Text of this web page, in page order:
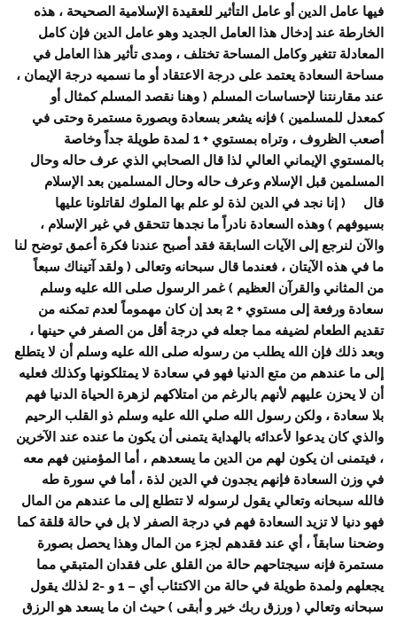
فيها عامل الدين أو عامل التأثير للعقيدة الإسلامية الصحيحة ، هذه
الخارطة عند إدخال هذا العامل الجديد وهو عامل الدين فإن كامل
المعادلة تتغير وكامل المساحة تختلف ، ومدى تأثير هذا العامل في
مساحة السعادة يعتمد على درجة الاعتقاد أو ما نسميه درجة الإيمان ،
عند مقارنتنا لإحساسات المسلم ( وهنا نقصد المسلم كمثال أو
كمعدل للمسلمين ) فإنه يشعر بسعادة وبصورة مستمرة وحتى في
أصعب الظروف ، وتراه بمستوي + 1 لمدة طويلة جداً وخاصة
بالمستوي الإيماني العالي لذا قال الصحابي الذي عرف حاله وحال
المسلمين قبل الإسلام وعرف حاله وحال المسلمين بعد الإسلام
قال ( إنا نجد في الدين لذة لو علم بها الملوك لقاتلونا عليها
بسيوفهم ) وهذه السعادة نادراً ما نجدها تتحقق في غير الإسلام ،
والآن لنرجع إلى الآيات السابقة فقد أصبح عندنا فكرة أعمق توضح لنا
ما في هذه الآيتان ، فعندما قال سبحانه وتعالى ( ولقد آتيناك سبعاً
من المثاني والقرآن العظيم ) غمر الرسول صلى الله عليه وسلم
سعادة ورفعة إلى مستوي + 2 بعد إن كان مهموماً لعدم تمكنه من
تقديم الطعام لضيفه مما جعله في درجة أقل من الصفر في حينها ،
وبعد ذلك فإن الله يطلب من رسوله صلى الله عليه وسلم أن لا يتطلع
إلى ما عندهم من متع الدنيا فهو في سعادة لا يمتلكونها وكذلك فعليه
أن لا يحزن عليهم لأنهم بالرغم من امتلاكهم لزهرة الحياة الدنيا فهم
بلا سعادة ، ولكن رسول الله صلي الله عليه وسلم ذو القلب الرحيم
والذي كان يدعوا لأعدائه بالهداية يتمنى أن يكون ما عنده عند الآخرين
، فيتمنى ان يكون لهم من الدين ما يسعدهم ، أما المؤمنين فهم معه
في وزن السعادة فإنهم يجدون في الدين لذة ، أما في سورة طه
فالله سبحانه وتعالي يقول لرسوله لا تتطلع إلى ما عندهم من المال
فهو دنيا لا تزيد السعادة فهم في درجة الصفر لا بل في حالة قلقة كما
وضحنا سابقاً ، أي عند فقدهم لجزء من المال وهذا يحصل بصورة
مستمرة فإنه سيجتاحهم حالة من القلق على فقدان المتبقي مما
يجعلهم ولمدة طويلة في حالة من الاكتئاب أي – 1 و -2 لذلك يقول
سبحانه وتعالي ( ورزق ربك خير و أبقى ) حيث ان ما يسعد هو الرزق